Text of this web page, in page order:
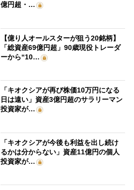
億円超・…
【億り人オールスターが狙う20銘柄】
「総資産69億円超」90歳現役トレーダ
ーから“10…
「キオクシアが再び株価10万円になる
日は遠い」資産3億円超のサラリーマン
投資家が…
「キオクシアが今後も利益を出し続け
るかは分からない」資産11億円の個人
投資家が…